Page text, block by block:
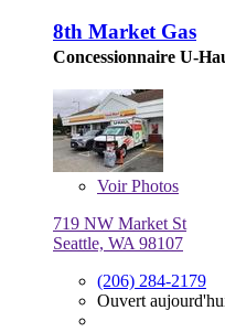
8th Market Gas
Concessionnaire U-
VoirPhotos
719 NW Market St
Seattle, WA 98107
(206) 284-2179
Ouvert